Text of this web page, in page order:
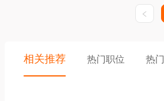
相关推荐 热门职位 热